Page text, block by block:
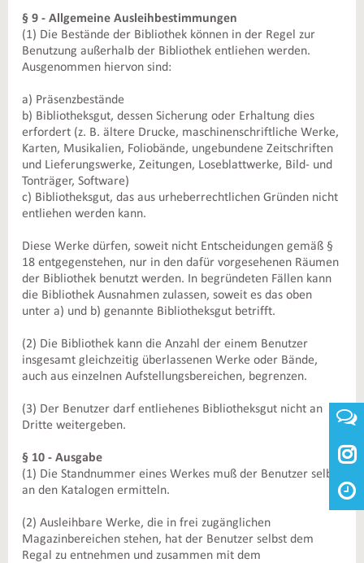
§ 9 - Allgemeine Ausleihbestimmungen
(1) Die Bestände der Bibliothek können in der Regel zur
Benutzung außerhalb der Bibliothek entliehen werden.
Ausgenommen hiervon sind:
a) Präsenzbestände
b) Bibliotheksgut, dessen Sicherung oder Erhaltung dies
erfordert (z. B. ältere Drucke, maschinenschriftliche Werke,
Karten, Musikalien, Foliobände, ungebundene Zeitschriften
und Lieferungswerke, Zeitungen, Loseblattwerke, Bild- und
Tonträger, Software)
c) Bibliotheksgut, das aus urheberrechtlichen Gründen nicht
entliehen werden kann.
Diese Werke dürfen, soweit nicht Entscheidungen gemäß §
18 entgegenstehen, nur in den dafür vorgesehenen Räumen
der Bibliothek benutzt werden. In begründeten Fällen kann
die Bibliothek Ausnahmen zulassen, soweit es das oben
unter a) und b) genannte Bibliotheksgut betrifft.
(2) Die Bibliothek kann die Anzahl der einem Benutzer
insgesamt gleichzeitig überlassenen Werke oder Bände,
auch aus einzelnen Aufstellungsbereichen, begrenzen.
(3) Der Benutzer darf entliehenes Bibliotheksgut nicht an
Dritte weitergeben.
§ 10 - Ausgabe
(1) Die Standnummer eines Werkes muß der Benutzer selbst
an den Katalogen ermitteln.
(2) Ausleihbare Werke, die in frei zugänglichen
Magazinbereichen stehen, hat der Benutzer selbst dem
Regal zu entnehmen und zusammen mit dem
